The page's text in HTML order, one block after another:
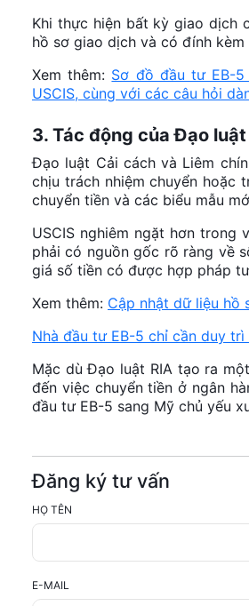
Khi thực hiện bất kỳ giao dịch
hồ sơ giao dịch và có đính
Xem thêm: Sơ đồ đầu tư EB-
USCIS, cùng với các câu hỏi
3. Tác động của Đạo
Đạo luật Cải cách và Liêm
chịu trách nhiệm chuyển hoặc
chuyển tiền và các biểu mẫu
USCIS nghiêm ngặt hơn
phải có nguồn gốc rõ ràng về
giá số tiền có được hợp pháp
Xem thêm: Cập nhật dữ liệu hồ
Nhà đầu tư EB-5 chỉ cần duy
Mặc dù Đạo luật RIA tạo ra
đến việc chuyển tiền ở ngân
đầu tư EB-5 sang Mỹ chủ yếu
Đăng ký tư vấn
HỌ TÊN
E-MAIL